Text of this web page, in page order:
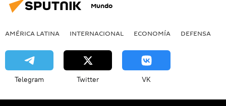
Mundo
AMÉRICA LATINA INTERNACIONAL ECONOMÍA DEFENSA
Telegram Twitter VK